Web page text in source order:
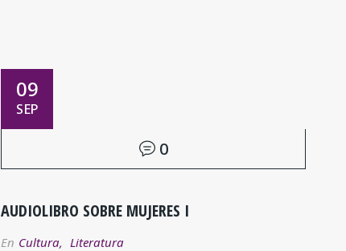
09
SEP
0
AUDIOLIBRO SOBRE MUJERES I
En Cultura, Literatura